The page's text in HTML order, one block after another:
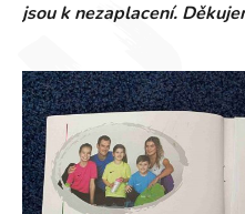
jsou k nezaplacení.